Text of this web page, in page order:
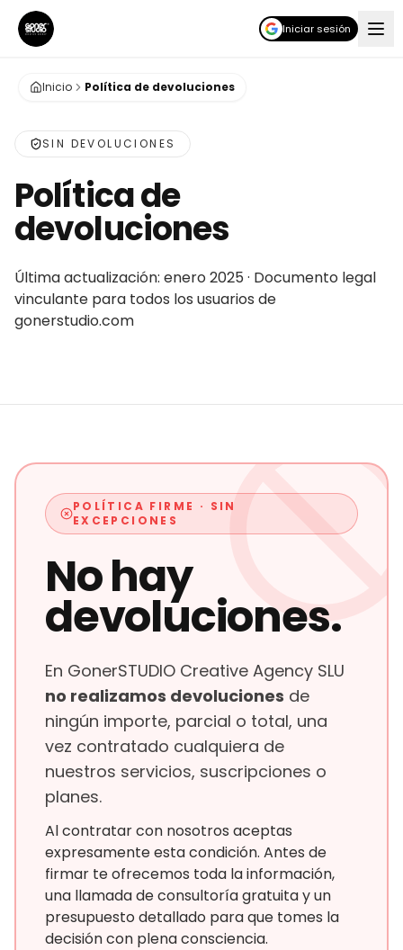
Iniciar sesión
Inicio Política de devoluciones
SIN DEVOLUCIONES
Política de
devoluciones
Última actualización: enero 2025 · Documento legal
vinculante para todos los usuarios de
gonerstudio.com
POLÍTICA FIRME · SIN
EXCEPCIONES
No hay
devoluciones.
En GonerSTUDIO Creative Agency SLU
no realizamos devoluciones de
ningún importe, parcial o total, una
vez contratado cualquiera de
nuestros servicios, suscripciones o
planes.
Al contratar con nosotros aceptas
expresamente esta condición. Antes de
firmar te ofrecemos toda la información,
una llamada de consultoría gratuita y un
presupuesto detallado para que tomes la
decisión con plena consciencia.